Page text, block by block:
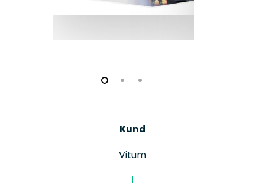
Kund
Vitum